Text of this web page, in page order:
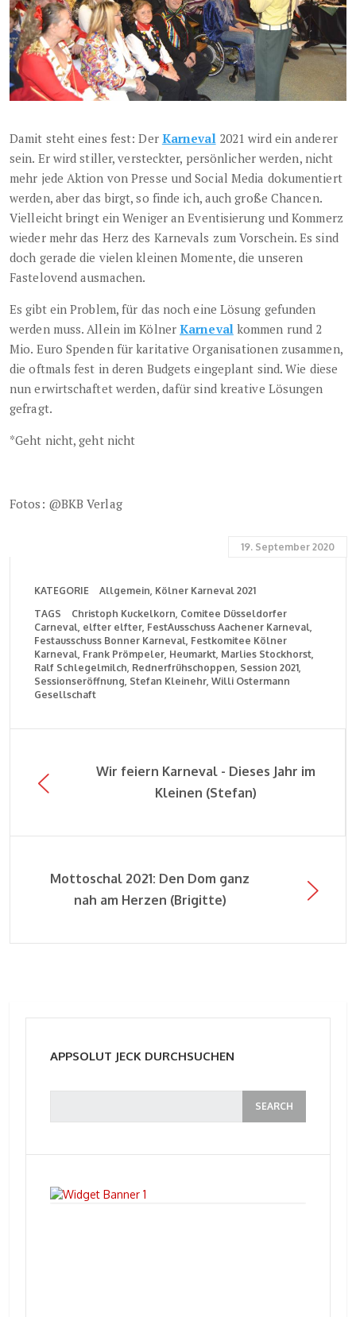
Damit steht eines fest: Der Karneval2021 wird ein anderer
sein. Er wird stiller, versteckter, persönlicher werden, nicht
mehr jede Aktion von Presse und Social Media dokumentiert
werden, aber das birgt, so finde ich, auch große Chancen.
Vielleicht bringt ein Weniger an Eventisierung und Kommerz
wieder mehr das Herz des Karnevals zum Vorschein. Es sind
doch gerade die vielen kleinen Momente, die unseren
Fastelovend ausmachen.
Es gibt ein Problem, für das noch eine Lösung gefunden
werden muss. Allein im KölnerKarnevalkommen rund 2
Mio. Euro Spenden für karitative Organisationen zusammen,
die oftmals fest in deren Budgets eingeplant sind. Wie diese
nun erwirtschaftet werden, dafür sind kreative Lösungen
gefragt.
*Geht nicht, geht nicht
Fotos: @BKB Verlag
19. September 2020
KATEGORIE Allgemein Kölner Karneval 2021
TAGS
Christoph Kuckelkorn Comitee Düsseldorfer
Carneval elfter elfter FestAusschuss Aachener Karneval
Festausschuss Bonner Karneval Festkomitee Kölner
Karneval Frank Prömpeler Heumarkt Marlies Stockhorst
Ralf Schlegelmilch Rednerfrühschoppen Session 2021
Sessionseröffnung Stefan Kleinehr Willi Ostermann
Gesellschaft
Wir feiern Karneval - Dieses Jahr im
Kleinen (Stefan)
Mottoschal 2021: Den Dom ganz
nah am Herzen (Brigitte)
APPSOLUT JECK DURCHSUCHEN